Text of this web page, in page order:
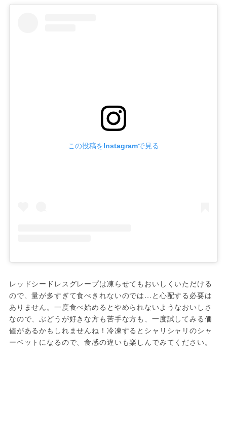
この投稿をInstagramで見る
レッドシードレスグレープは凍らせてもおいしくいただける
ので、量が多すぎて食べきれないのでは…と心配する必要は
ありません。一度食べ始めるとやめられないようなおいしさ
なので、ぶどうが好きな方も苦手な方も、一度試してみる価
値があるかもしれませんね！冷凍するとシャリシャリのシャ
ーベットになるので、食感の違いも楽しんでみてください。